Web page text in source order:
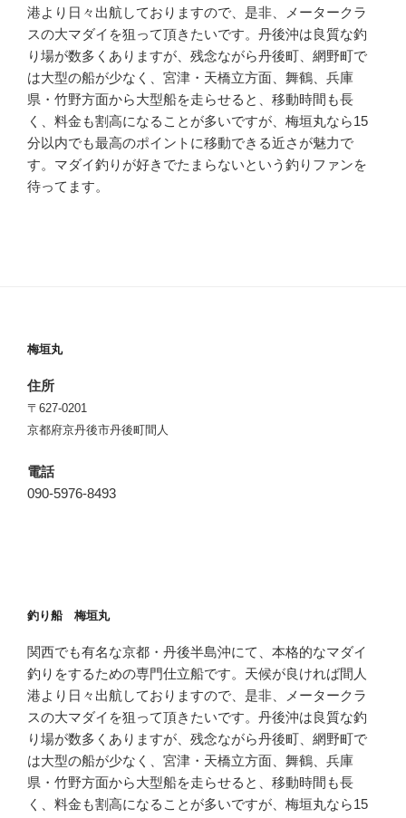
港より日々出航しておりますので、是非、メータークラ
スの大マダイを狙って頂きたいです。丹後沖は良質な釣
り場が数多くありますが、残念ながら丹後町、網野町で
は大型の船が少なく、宮津・天橋立方面、舞鶴、兵庫
県・竹野方面から大型船を走らせると、移動時間も長
く、料金も割高になることが多いですが、梅垣丸なら15
分以内でも最高のポイントに移動できる近さが魅力で
す。マダイ釣りが好きでたまらないという釣りファンを
待ってます。
梅垣丸
住所
〒627-0201
京都府京丹後市丹後町間人
電話
090-5976-8493
釣り船 梅垣丸
関西でも有名な京都・丹後半島沖にて、本格的なマダイ
釣りをするための専門仕立船です。天候が良ければ間人
港より日々出航しておりますので、是非、メータークラ
スの大マダイを狙って頂きたいです。丹後沖は良質な釣
り場が数多くありますが、残念ながら丹後町、網野町で
は大型の船が少なく、宮津・天橋立方面、舞鶴、兵庫
県・竹野方面から大型船を走らせると、移動時間も長
く、料金も割高になることが多いですが、梅垣丸なら15